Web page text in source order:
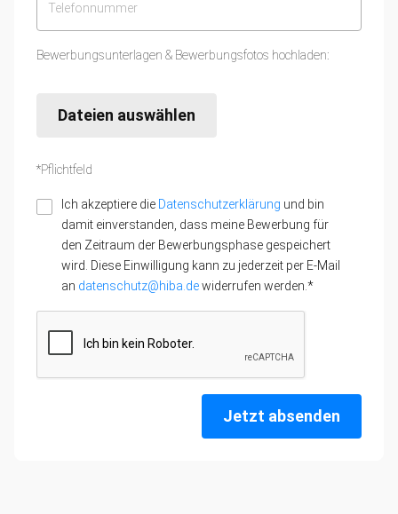
Bewerbungsunterlagen & Bewerbungsfotos hochladen:
Dateien auswählen
*Pflichtfeld
Ich akzeptiere die Datenschutzerklärung und bin
damit einverstanden, dass meine Bewerbung für
den Zeitraum der Bewerbungsphase gespeichert
wird. Diese Einwilligung kann zu jederzeit per E-Mail
an datenschutz@hiba.dewiderrufen werden.*
Jetzt absenden